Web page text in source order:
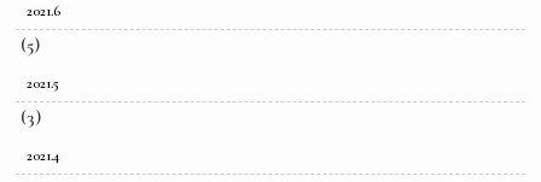
2021.6
(5)
2021.5
(3)
2021.4